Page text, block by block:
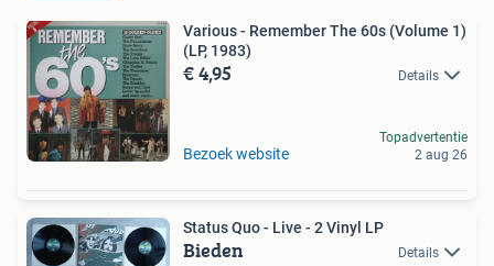
Various - Remember The 60s (Volume 1)
(LP, 1983)
€ 4,95 Details
Bezoek website
Topadvertentie
2 aug 26
Status Quo - Live - 2 Vinyl LP
Bieden Details